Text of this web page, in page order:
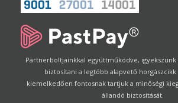
Partnerboltjainkkal együttműködve,
biztosítani a legtöbb alapvető
kiemelkedően fontosnak tartjuk a minőségi
állandó biztosítását.